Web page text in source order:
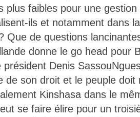
plus faibles pour une
ils et notamment dans
Que de questions
donne le go head pour
Denis
de son droit et le peuple doit
Kinshasa dans le
se faire élire pour un